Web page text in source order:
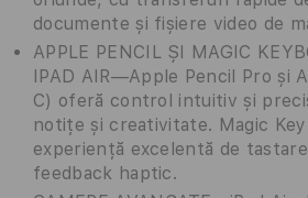
documente și fișiere video de
APPLE PENCIL ȘI MAGIC
IPAD AIR—Apple Pencil Pro și
C) oferă control intuitiv și
notițe și creativitate. Magic
experiență excelentă de
feedback haptic.